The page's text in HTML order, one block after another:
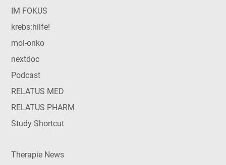
IM FOKUS
krebs:hilfe!
mol-onko
nextdoc
Podcast
RELATUS MED
RELATUS PHARM
Study Shortcut
Therapie News